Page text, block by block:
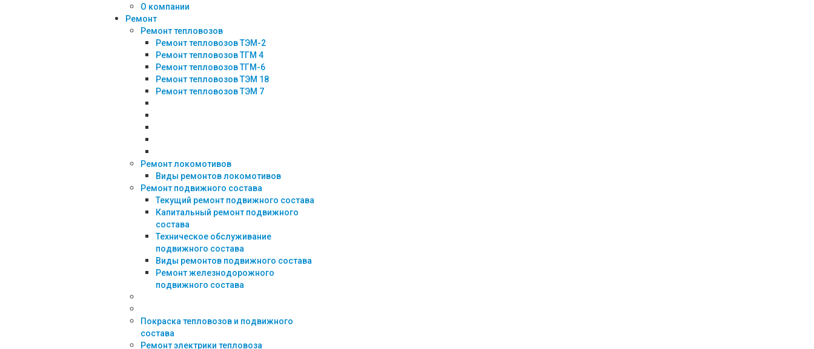
О компании
Ремонт
Ремонт тепловозов
Ремонт тепловозов ТЭМ-2
Ремонт тепловозов ТГМ 4
Ремонт тепловозов ТГМ-6
Ремонт тепловозов ТЭМ 18
Ремонт тепловозов ТЭМ 7
Ремонт локомотивов
Виды ремонтов локомотивов
Ремонт подвижного состава
Текущий ремонт подвижного состава
Капитальный ремонт подвижного
состава
Техническое обслуживание
подвижного состава
Виды ремонтов подвижного состава
Ремонт железнодорожного
подвижного состава
Покраска тепловозов и подвижного
состава
Ремонт электрики тепловоза